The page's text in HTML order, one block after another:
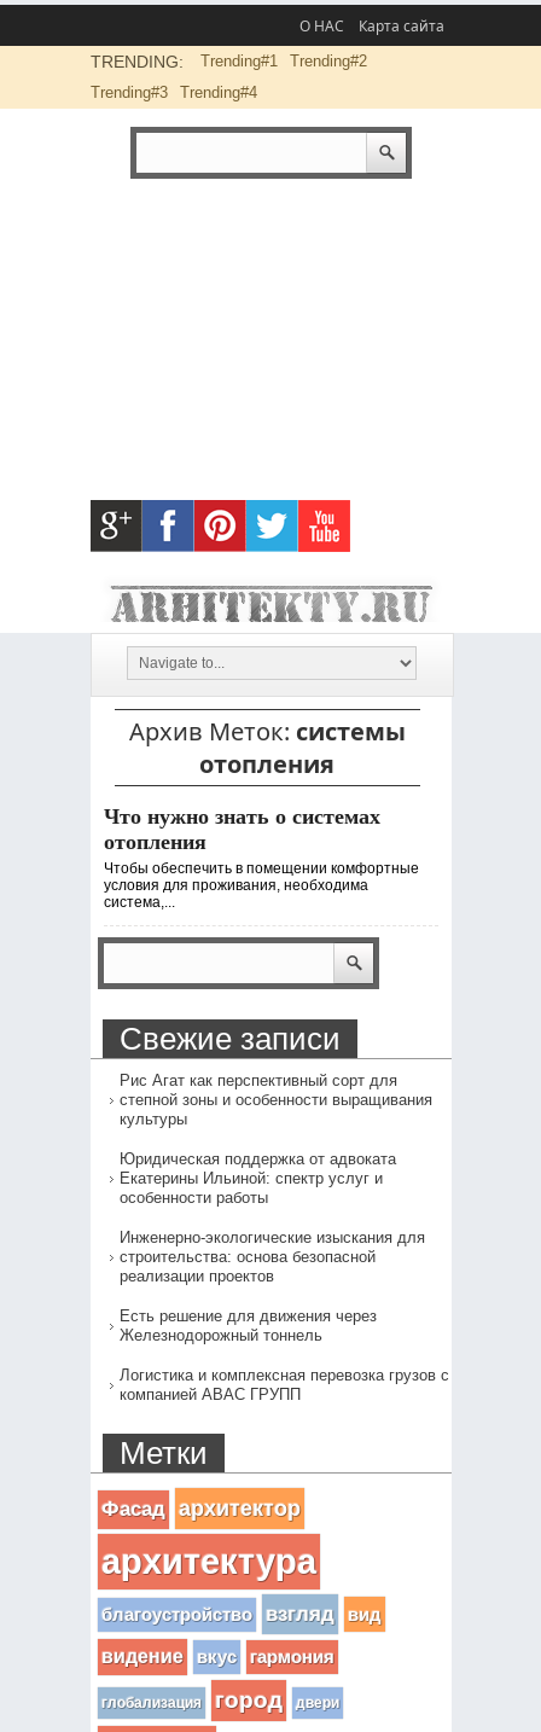
О НАС Карта сайта
TRENDING: Trending#1
Trending#2
Trending#3
Trending#4
Архив Меток: системы
отопления
Что нужно знать о системах
отопления
Чтобы обеспечить в помещении комфортные
условия для проживания, необходима
система,...
Свежие записи
Рис Агат как перспективный сорт для
степной зоны и особенности выращивания
культуры
Юридическая поддержка от адвоката
Екатерины Ильиной: спектр услуг и
особенности работы
Инженерно-экологические изыскания для
строительства: основа безопасной
реализации проектов
Есть решение для движения через
Железнодорожный тоннель
Логистика и комплексная перевозка грузов с
компанией АВАС ГРУПП
Метки
Фасад архитектор
архитектура
благоустройство взгляд вид
видение вкус гармония
глобализация город двери